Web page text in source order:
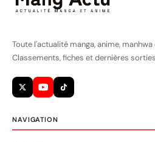
Toute l'actualité manga, anime,
Classements, fiches et dernières
NAVIGATION